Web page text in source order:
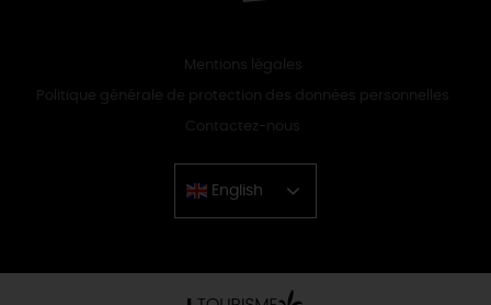
Mentions légales
Politique générale de protection des données personnelles
Contactez-nous
English
Chinese